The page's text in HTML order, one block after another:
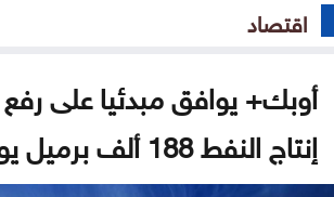
اقتصاد
أوبك+ يوافق مبدئيا على
إنتاج النفط 188 ألف برميل يوميا في آب